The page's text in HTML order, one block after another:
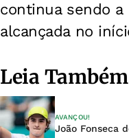
continua sendo
alcançada no
Leia
AVANÇOU!
João Fonseca